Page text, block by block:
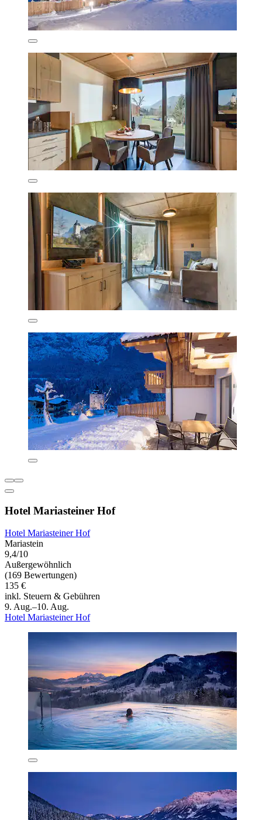
Hotel Mariasteiner Hof
Hotel Mariasteiner Hof
Mariastein
9,4/10
Außergewöhnlich
(169 Bewertungen)
135 €
inkl. Steuern & Gebühren
9. Aug.–10. Aug.
Hotel Mariasteiner Hof